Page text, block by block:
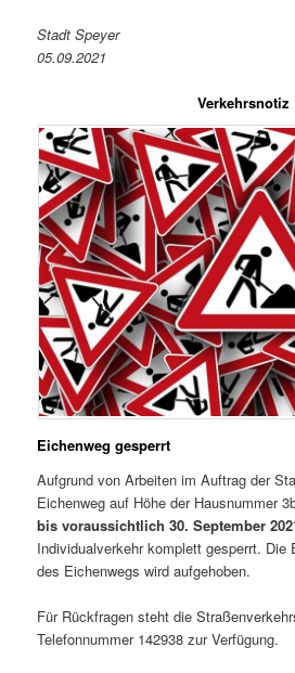
Stadt Speyer
05.09.2021
Verkehrsnotiz
Eichenweg gesperrt
Aufgrund von Arbeiten im Auftrag der
Eichenweg auf Höhe der Hausnummer
bis voraussichtlich 30. September
Individualverkehr komplett gesperrt. Die
des Eichenwegs wird aufgehoben.
Für Rückfragen steht die
Telefonnummer 142938 zur Verfügung.